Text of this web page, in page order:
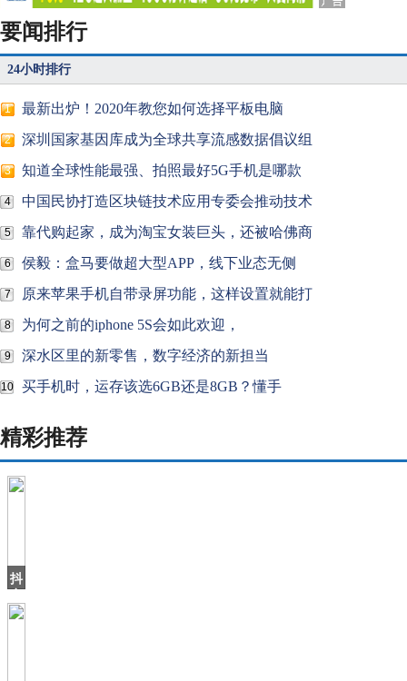
要闻排行
24小时排行
1 最新出炉！2020年教您如何选择平板电脑
2 深圳国家基因库成为全球共享流感数据倡议组
3 知道全球性能最强、拍照最好5G手机是哪款
4 中国民协打造区块链技术应用专委会推动技术
5 靠代购起家，成为淘宝女装巨头，还被哈佛商
6 侯毅：盒马要做超大型APP，线下业态无侧
7 原来苹果手机自带录屏功能，这样设置就能打
8 为何之前的iphone 5S会如此欢迎，
9 深水区里的新零售，数字经济的新担当
10 买手机时，运存该选6GB还是8GB？懂手
精彩推荐
抖
上